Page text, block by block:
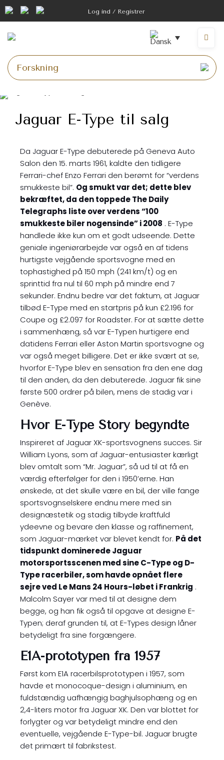
Log ind / Registrer
Jaguar E-Type til salg
Da Jaguar E-Type debuterede på Geneva Auto
Salon den 15. marts 1961, kaldte den tidligere
Ferrari-chef Enzo Ferrari den berømt for “verdens
smukkeste bil”. Og smukt var det; dette blev
bekræftet, da den toppede The Daily
Telegraphs liste over verdens “100
smukkeste biler nogensinde” i 2008 . E-Type
handlede ikke kun om et godt udseende. Dette
geniale ingeniørarbejde var også en af tidens
hurtigste vejgående sportsvogne med en
tophastighed på 150 mph (241 km/t) og en
sprinttid fra nul til 60 mph på mindre end 7
sekunder. Endnu bedre var det faktum, at Jaguar
tilbød E-Type med en startpris på kun £2.196 for
Coupe og £2.097 for Roadster. For at sætte dette
i sammenhæng, så var E-Typen hurtigere end
datidens Ferrari eller Aston Martin sportsvogne og
var også meget billigere. Det er ikke svært at se,
hvorfor E-Type blev en sensation fra den ene dag
til den anden, da den debuterede. Jaguar fik sine
første 500 ordrer på bilen, mens de stadig var i
Genève.
Hvor E-Type Story begyndte
Inspireret af Jaguar XK-sportsvognens succes. Sir
William Lyons, som af Jaguar-entusiaster kærligt
blev omtalt som “Mr. Jaguar”, så ud til at få en
værdig efterfølger for den i 1950’erne. Han
ønskede, at det skulle være en bil, der ville fange
sportsvognselskere endnu mere med sin
designæstetik og stadig tilbyde kraftfuld
ydeevne og bevare den klasse og raffinement,
som Jaguar-mærket var blevet kendt for. På det
tidspunkt dominerede Jaguar
motorsportsscenen med sine C-Type og D-
Type racerbiler, som havde opnået flere
sejre ved Le Mans 24 Hours-løbet i Frankrig .
Malcolm Sayer var med til at designe dem
begge, og han fik også til opgave at designe E-
Typen; deraf grunden til, at E-Types design låner
betydeligt fra sine forgængere.
E1A-prototypen fra 1957
Først kom E1A racerbilsprototypen i 1957, som
havde et monocoque-design i aluminium, en
fuldstændig uafhængig baghjulsophæng og en
2,4-liters motor fra Jaguar XK. Den var blottet for
forlygter og var betydeligt mindre end den
eventuelle, vejgående E-Type-bil. Jaguar brugte
det primært til fabrikstest.